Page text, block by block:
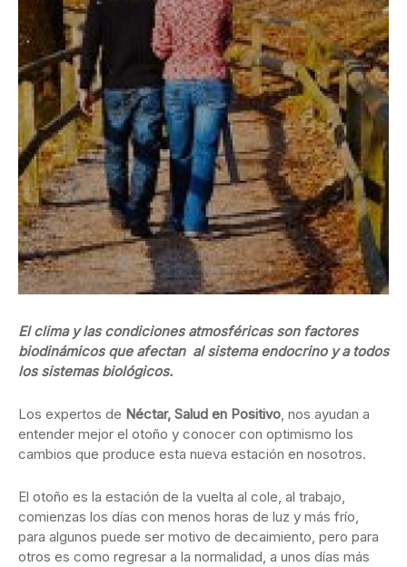
El clima y las condiciones atmosféricas son factores
biodinámicos que afectan al sistema endocrino y a todos
los sistemas biológicos.
Los expertos de Néctar, Salud en Positivo, nos ayudan a
entender mejor el otoño y conocer con optimismo los
cambios que produce esta nueva estación en nosotros.
El otoño es la estación de la vuelta al cole, al trabajo,
comienzas los días con menos horas de luz y más frío,
para algunos puede ser motivo de decaimiento, pero para
otros es como regresar a la normalidad, a unos días más